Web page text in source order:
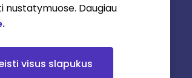
nustatymuose. Daugiau
visus slapukus